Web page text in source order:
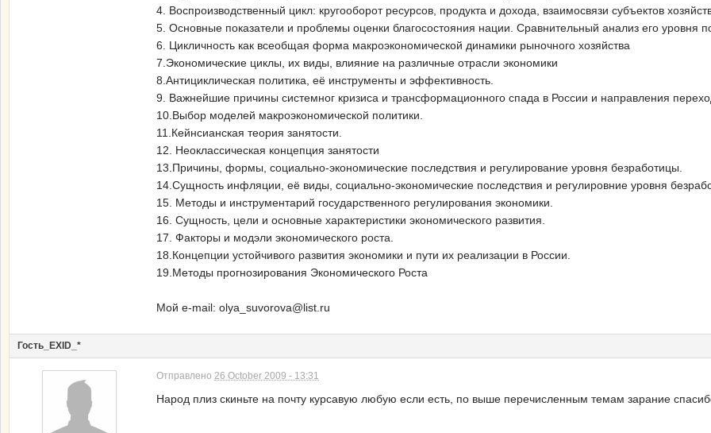
4. Воспроизводственный цикл: кругооборот ресурсов, продукта и дохода, взаимосвязи субъектов
5. Основные показатели и проблемы оценки благосостояния нации. Сравнительный анализ его уровня
6. Цикличность как всеобщая форма макроэкономической динамики рыночного хозяйства
7.Экономические циклы, их виды, влияние на различные отрасли экономики
8.Антициклическая политика, её инструменты и эффективность.
9. Важнейшие причины системног кризиса и трансформационного спада в России и направления
10.Выбор моделей макроэкономической политики.
11.Кейнсианская теория занятости.
12. Неоклассическая концепция занятости
13.Причины, формы, социально-экономические последствия и регулирование уровня безработицы.
14.Сущность инфляции, её виды, социально-экономические последствия и регулировние уровня
15. Методы и инструментарий государственного регулирования экономики.
16. Сущность, цели и основные характеристики экономического развития.
17. Факторы и модэли экономического роста.
18.Концепции устойчивого развития экономики и пути их реализации в России.
19.Методы прогнозирования Экономического Роста
Мой e-mail: olya_suvorova@list.ru
Гость_EXID_*
Отправлено 26 October 2009 - 13:31
Народ плиз скиньте на почту курсавую любую если есть, по выше перечисленным темам зарание